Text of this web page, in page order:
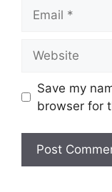
Save my
browser for